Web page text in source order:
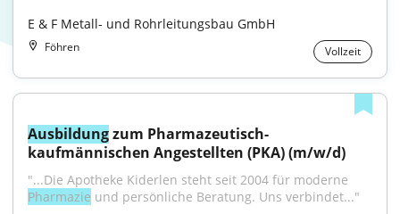
E & F Metall- und Rohrleitungsbau GmbH
Föhren Vollzeit
Ausbildung zum Pharmazeutisch-
kaufmännischen Angestellten (PKA) (m/w/d)
Pharmazie und persönliche Beratung. Uns verbindet..."